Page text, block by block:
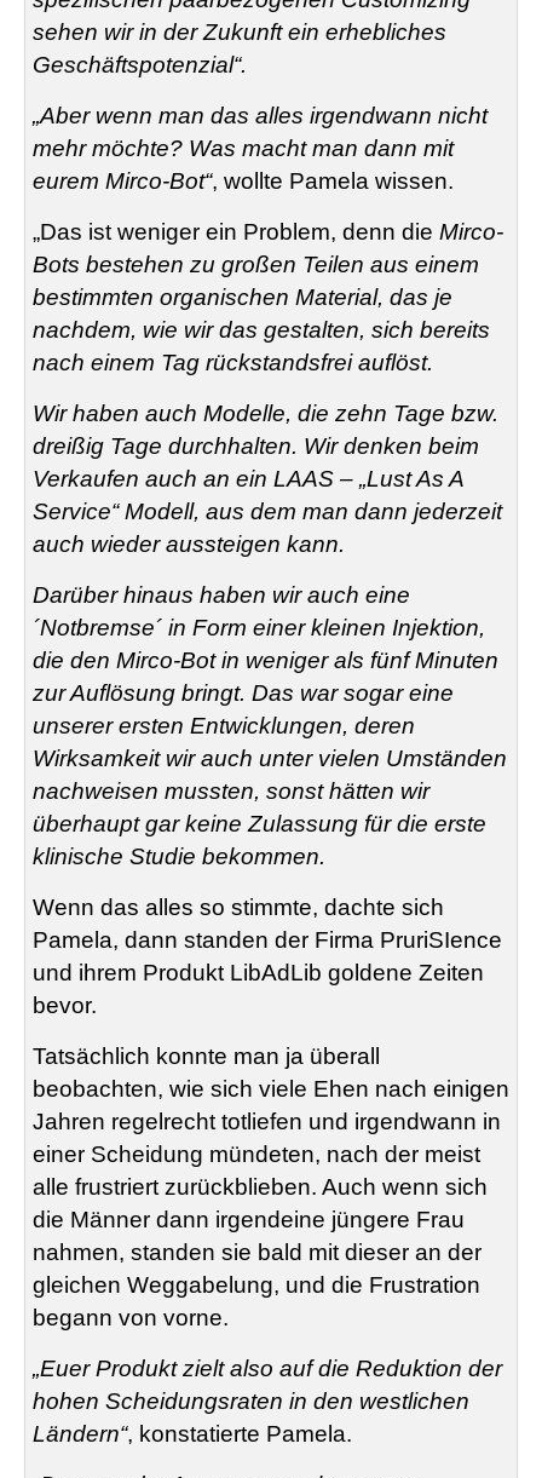
sehen wir in der Zukunft ein erhebliches
Geschäftspotenzial“.
„Aber wenn man das alles irgendwann nicht
mehr möchte? Was macht man dann mit
eurem Mirco-Bot“, wollte Pamela wissen.
„Das ist weniger ein Problem, denn die Mirco-
Bots bestehen zu großen Teilen aus einem
bestimmten organischen Material, das je
nachdem, wie wir das gestalten, sich bereits
nach einem Tag rückstandsfrei auflöst.
Wir haben auch Modelle, die zehn Tage bzw.
dreißig Tage durchhalten. Wir denken beim
Verkaufen auch an ein LAAS – „Lust As A
Service“ Modell, aus dem man dann jederzeit
auch wieder aussteigen kann.
Darüber hinaus haben wir auch eine
´Notbremse´ in Form einer kleinen Injektion,
die den Mirco-Bot in weniger als fünf Minuten
zur Auflösung bringt. Das war sogar eine
unserer ersten Entwicklungen, deren
Wirksamkeit wir auch unter vielen Umständen
nachweisen mussten, sonst hätten wir
überhaupt gar keine Zulassung für die erste
klinische Studie bekommen.
Wenn das alles so stimmte, dachte sich
Pamela, dann standen der Firma PruriSIence
und ihrem Produkt LibAdLib goldene Zeiten
bevor.
Tatsächlich konnte man ja überall
beobachten, wie sich viele Ehen nach einigen
Jahren regelrecht totliefen und irgendwann in
einer Scheidung mündeten, nach der meist
alle frustriert zurückblieben. Auch wenn sich
die Männer dann irgendeine jüngere Frau
nahmen, standen sie bald mit dieser an der
gleichen Weggabelung, und die Frustration
begann von vorne.
„Euer Produkt zielt also auf die Reduktion der
hohen Scheidungsraten in den westlichen
Ländern“, konstatierte Pamela.